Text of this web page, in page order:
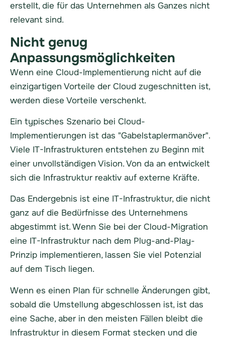
erstellt, die für das Unternehmen als Ganzes nicht
relevant sind.
Nicht genug
Anpassungsmöglichkeiten
Wenn eine Cloud-Implementierung nicht auf die
einzigartigen Vorteile der Cloud zugeschnitten ist,
werden diese Vorteile verschenkt.
Ein typisches Szenario bei Cloud-
Implementierungen ist das "Gabelstaplermanöver".
Viele IT-Infrastrukturen entstehen zu Beginn mit
einer unvollständigen Vision. Von da an entwickelt
sich die Infrastruktur reaktiv auf externe Kräfte.
Das Endergebnis ist eine IT-Infrastruktur, die nicht
ganz auf die Bedürfnisse des Unternehmens
abgestimmt ist. Wenn Sie bei der Cloud-Migration
eine IT-Infrastruktur nach dem Plug-and-Play-
Prinzip implementieren, lassen Sie viel Potenzial
auf dem Tisch liegen.
Wenn es einen Plan für schnelle Änderungen gibt,
sobald die Umstellung abgeschlossen ist, ist das
eine Sache, aber in den meisten Fällen bleibt die
Infrastruktur in diesem Format stecken und die